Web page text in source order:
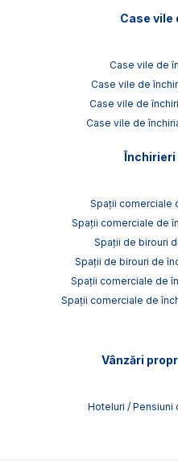
Case vile
Case vile de
Case vile de
Case vile de
Case vile de
Închirieri
Spații comerciale
Spații comerciale de
Spații de birouri
Spații de birouri de
Spații comerciale de
Spații comerciale de
Vânzări
Hoteluri / Pensiuni